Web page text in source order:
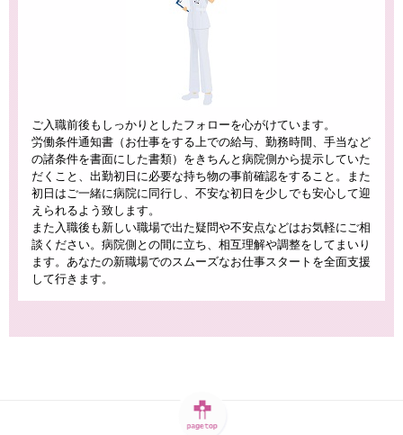
ご入職前後もしっかりとしたフォローを心がけています。
労働条件通知書（お仕事をする上での給与、勤務時間、手当など
の諸条件を書面にした書類）をきちんと病院側から提示していた
だくこと、出勤初日に必要な持ち物の事前確認をすること。また
初日はご一緒に病院に同行し、不安な初日を少しでも安心して迎
えられるよう致します。
また入職後も新しい職場で出た疑問や不安点などはお気軽にご相
談ください。病院側との間に立ち、相互理解や調整をしてまいり
ます。あなたの新職場でのスムーズなお仕事スタートを全面支援
して行きます。